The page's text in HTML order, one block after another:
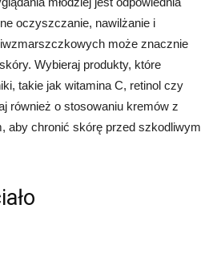
oczyszczanie, nawilżanie i
może znacznie
Wybieraj produkty, które
takie jak witamina C, retinol czy
również o stosowaniu kremów z
aby chronić skórę przed szkodliwym